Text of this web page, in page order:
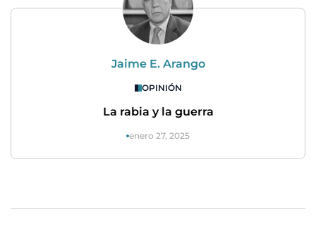
Jaime E. Arango
OPINIÓN
La rabia y la guerra
enero 27, 2025